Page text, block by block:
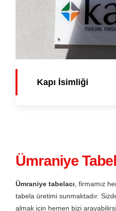
Kapı İsimliği
Ümraniye
Ümraniye tabelacı , firmamız
tabela üretimi sunmaktadır.
almak için hemen bizi